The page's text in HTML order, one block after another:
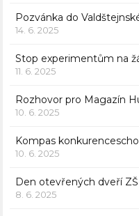
Pozvánka do
14. 6. 2025
Stop experimentům na
11. 6. 2025
Rozhovor pro Magazín
10. 6. 2025
Kompas
10. 6. 2025
Den otevřených dveří
8. 6. 2025